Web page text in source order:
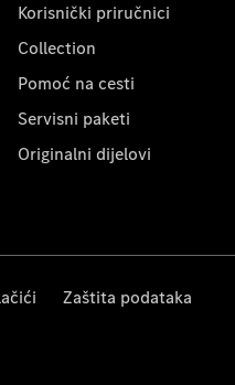
Korisnički priručnici
Collection
Pomoć na cesti
Servisni paketi
Originalni dijelovi
Zaštita podataka